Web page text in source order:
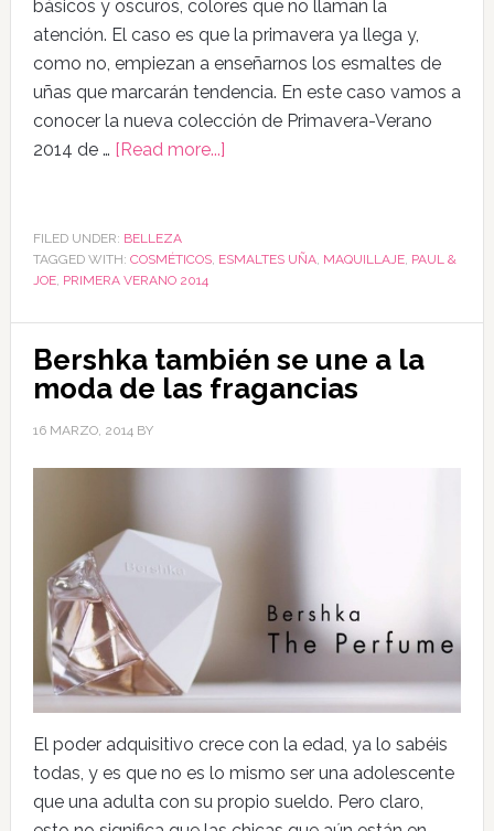
básicos y oscuros, colores que no llaman la
atención. El caso es que la primavera ya llega y,
como no, empiezan a enseñarnos los esmaltes de
uñas que marcarán tendencia. En este caso vamos a
conocer la nueva colección de Primavera-Verano
2014 de … [Read more...]
FILED UNDER: BELLEZA
TAGGED WITH: COSMÉTICOS, ESMALTES UÑA, MAQUILLAJE, PAUL &
JOE, PRIMERA VERANO 2014
Bershka también se une a la
moda de las fragancias
16 MARZO, 2014 BY
El poder adquisitivo crece con la edad, ya lo sabéis
todas, y es que no es lo mismo ser una adolescente
que una adulta con su propio sueldo. Pero claro,